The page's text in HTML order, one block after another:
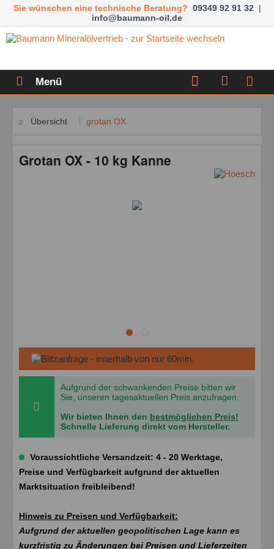
Sie wünschen eine technische Beratung? 09349 92 91 32 |
info@baumann-oil.de
Menü
Übersicht grotan OX
Grotan OX - 10 kg Kanne
Aufgrund der schwankenden Preise bitten wir
Sie, unseren tagesaktuellen Preis anzufragen.
Wir bieten Ihnen den bestmöglichen Preis!
Schnelle Lieferung direkt vom Hersteller.
Voraussichtliche Versandzeit: 4 - 20 Werktage,
Preise und Verfügbarkeit aufgrund der aktuellen
Marktsituation freibleibend!
Hinweis zu Preisen und Verfügbarkeit:
Aufgrund der aktuellen geopolitischen Lage kann es
kurzfristig zu Änderungen bei Preisen und Lieferzeiten